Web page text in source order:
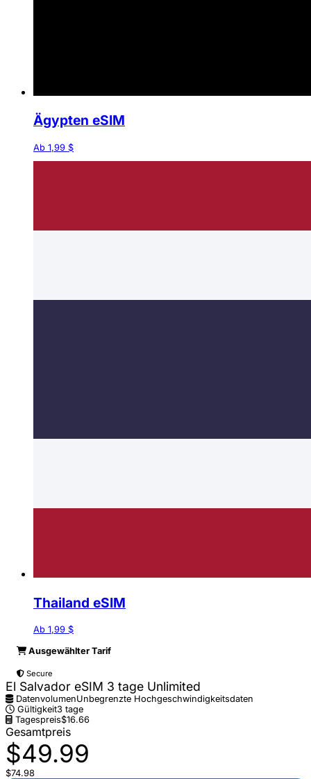
Ägypten eSIM
Ab 1,99 $
Thailand eSIM
Ab 1,99 $
Ausgewählter Tarif
Secure
El Salvador eSIM 3 tage Unlimited
DatenvolumenUnbegrenzte Hochgeschwindigkeitsdaten
Gültigkeit3 tage
Tagespreis$16.66
Gesamtpreis
$49.99
$74.98